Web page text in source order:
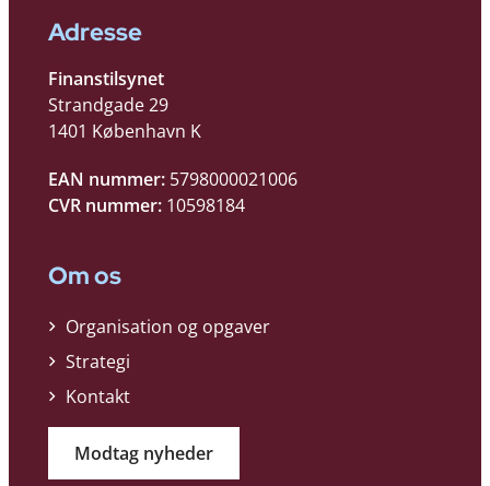
Adresse
Finanstilsynet
Strandgade 29
1401 København K
EAN nummer: 5798000021006
CVR nummer: 10598184
Om os
Organisation og opgaver
Strategi
Kontakt
Modtag nyheder